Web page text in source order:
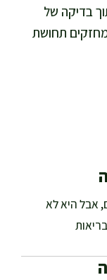
בדיקה של
תחושת
אבל היא לא